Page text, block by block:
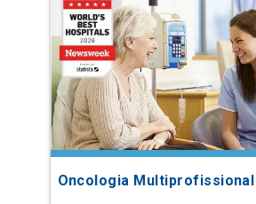
Oncologia Multiprofissional